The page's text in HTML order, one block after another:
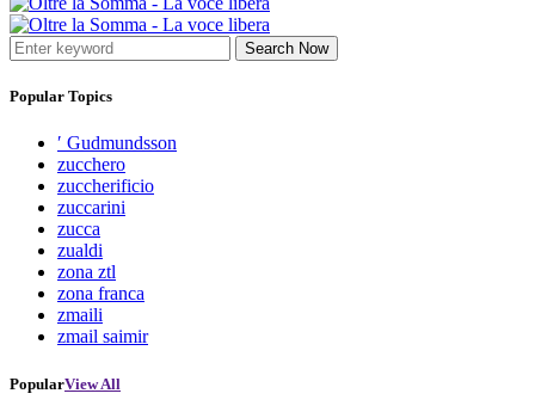
Search Now
Popular Topics
′ Gudmundsson
zucchero
zuccherificio
zuccarini
zucca
zualdi
zona ztl
zona franca
zmaili
zmail saimir
PopularView All